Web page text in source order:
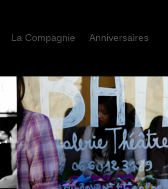
La Compagnie Anniversaires